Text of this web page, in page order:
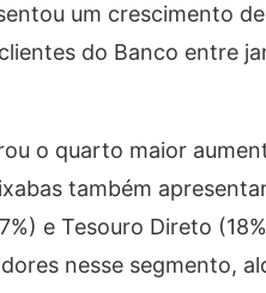
um crescimento
do Banco entre
o quarto maior
também
e Tesouro Direto
nesse segmento,